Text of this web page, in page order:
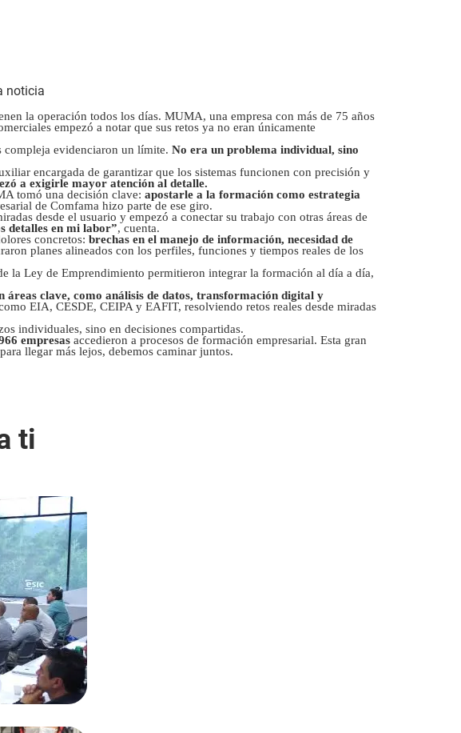
noticia
la operación todos los días. MUMA, una empresa con más de 75 años
empezó a notar que sus retos ya no eran únicamente
compleja evidenciaron un límite. No era un problema individual, sino
encargada de garantizar que los sistemas funcionen con precisión y
a exigirle mayor atención al detalle.
tomó una decisión clave: apostarle a la formación como estrategia
de Comfama hizo parte de ese giro.
desde el usuario y empezó a conectar su trabajo con otras áreas de
detalles en mi labor”, cuenta.
concretos: brechas en el manejo de información, necesidad de
planes alineados con los perfiles, funciones y tiempos reales de los
la Ley de Emprendimiento permitieron integrar la formación al día a día,
áreas clave, como análisis de datos, transformación digital y
EIA, CESDE, CEIPA y EAFIT, resolviendo retos reales desde miradas
individuales, sino en decisiones compartidas.
empresasaccedieron a procesos de formación empresarial. Esta gran
llegar más lejos, debemos caminar juntos.
ti